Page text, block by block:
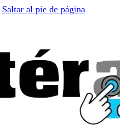
Saltar al pie de página